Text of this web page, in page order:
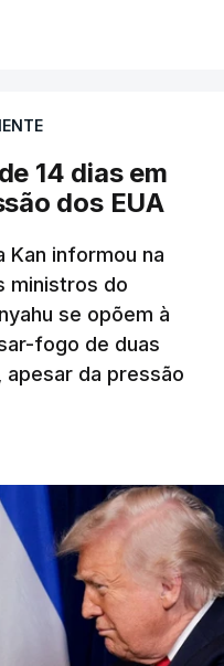
como aquilo que
vem dando conta
estará em estado
que no
matou o pai, o
membros da
Khamenei no que
ELEMENT
NESTE
14 dias em
dos EUA
Kan informou na
ministros do
se opõem à
fogo de duas
apesar da pressão